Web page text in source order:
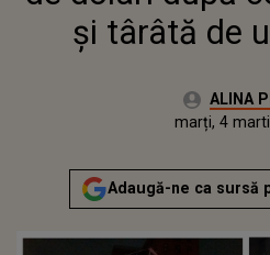
și târâtă de
Autor:ALINA
Actualizat:
marți, 4
Adaugă-ne ca sursă